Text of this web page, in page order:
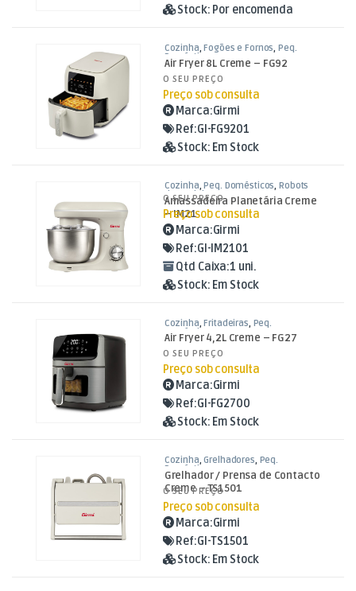
Stock: Por encomenda
Cozinha, Fogões e Fornos, Peq.
Domésticos
Air Fryer 8L Creme – FG92
O SEU PREÇO
Preço sob consulta
Marca:Girmi
Ref:GI-FG9201
Stock: Em Stock
Cozinha,Peq. Domésticos,Robots
de Cozinha
Amassadeira Planetária Creme
– IM21
O SEU PREÇO
Preço sob consulta
Marca:Girmi
Ref:GI-IM2101
Qtd Caixa:1 uni.
Stock: Em Stock
Cozinha ,Fritadeiras Peq.
Domésticos
Air Fryer 4,2L Creme – FG27
O SEU PREÇO
Preço sob consulta
Marca:Girmi
Ref:GI-FG2700
Stock: Em Stock
Cozinha,Grelhadores, Peq.
Domésticos
Grelhador / Prensa de Contacto
Creme – TS1501
O SEU PREÇO
Preço sob consulta
Marca:Girmi
Ref:GI-TS1501
Stock: Em Stock